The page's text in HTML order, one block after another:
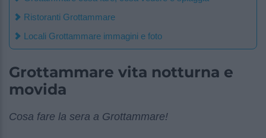
Ristoranti Grottammare
Locali Grottammare immagini e foto
Grottammare vita notturna e
movida
Cosa fare la sera a Grottammare!